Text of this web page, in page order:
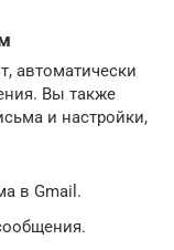
автоматически
Вы также
и настройки,
в Gmail.